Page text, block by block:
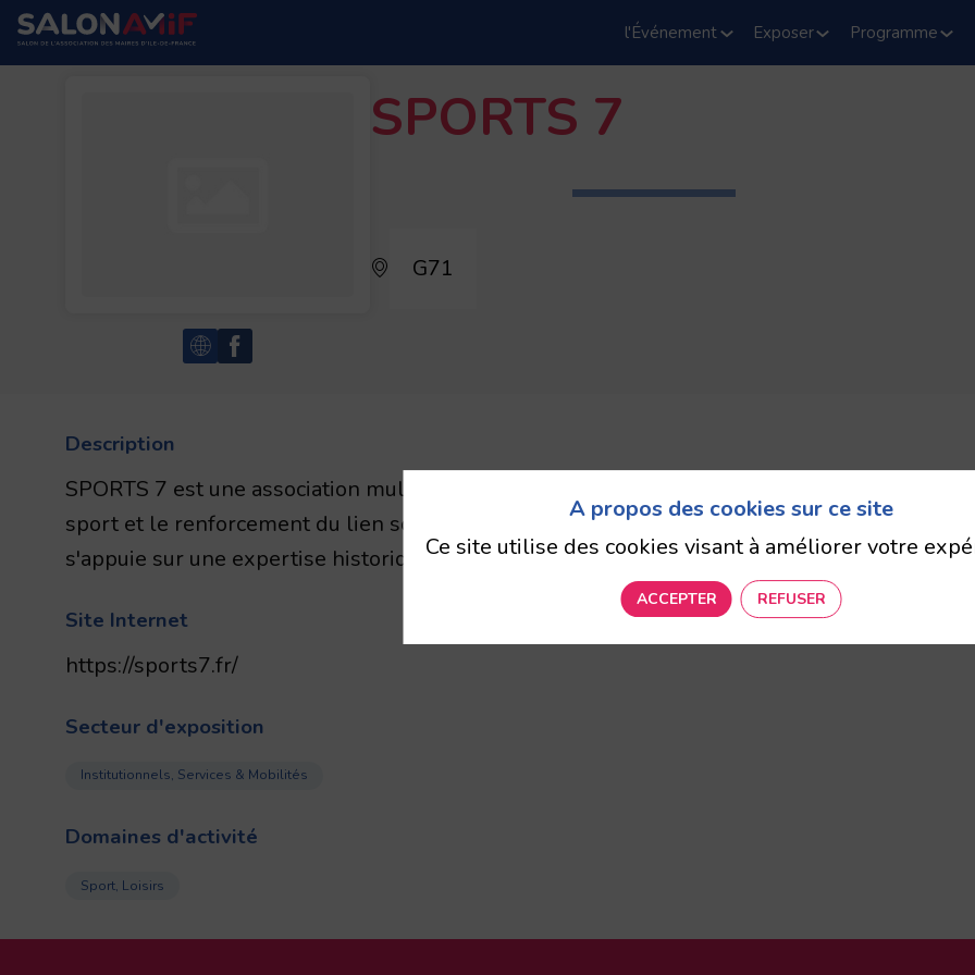
l'Événement Exposer Programme
SPORTS 7
G71
Description
SPORTS 7 est une association multisports parisienne dynamique qui œuvre pour l'accès au
sport et le renforcement du lien social. Alliant animation de quartier et projets solidaires,
s'appuie sur une expertise historique pour dynamiser la vie locale.
Site Internet
https://sports7.fr/
Secteur d'exposition
Institutionnels, Services & Mobilités
Domaines d'activité
Sport, Loisirs
A propos des cookies sur ce site
Ce site utilise des cookies visant à améliorer votre
ACCEPTER REFUSER